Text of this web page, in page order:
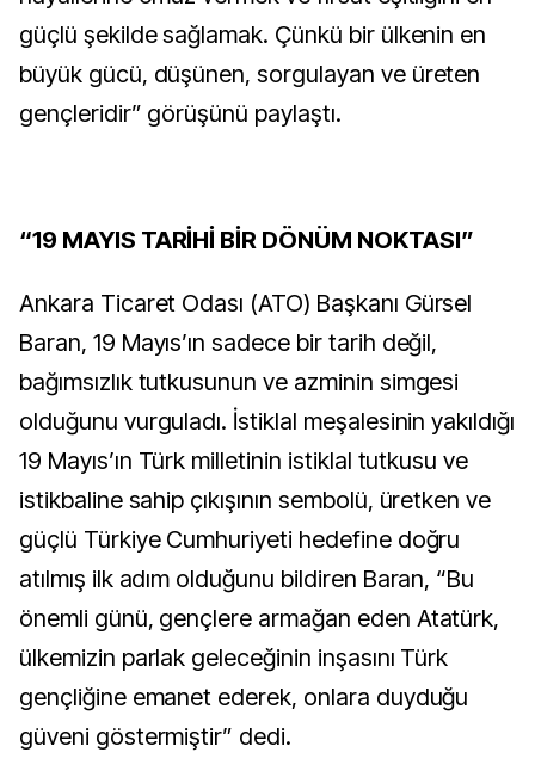
güçlü şekilde sağlamak. Çünkü bir ülkenin en
büyük gücü, düşünen, sorgulayan ve üreten
gençleridir” görüşünü paylaştı.
“19 MAYIS TARİHİ BİR DÖNÜM NOKTASI”
Ankara Ticaret Odası (ATO) Başkanı Gürsel
Baran, 19 Mayıs’ın sadece bir tarih değil,
bağımsızlık tutkusunun ve azminin simgesi
olduğunu vurguladı. İstiklal meşalesinin yakıldığı
19 Mayıs’ın Türk milletinin istiklal tutkusu ve
istikbaline sahip çıkışının sembolü, üretken ve
güçlü Türkiye Cumhuriyeti hedefine doğru
atılmış ilk adım olduğunu bildiren Baran, “Bu
önemli günü, gençlere armağan eden Atatürk,
ülkemizin parlak geleceğinin inşasını Türk
gençliğine emanet ederek, onlara duyduğu
güveni göstermiştir” dedi.